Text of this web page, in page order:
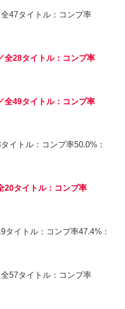
47タイトル：コンプ率
全28タイトル：コンプ率
全49タイトル：コンプ率
イトル：コンプ率50.0%：
20タイトル：コンプ率
タイトル：コンプ率47.4%：
57タイトル：コンプ率